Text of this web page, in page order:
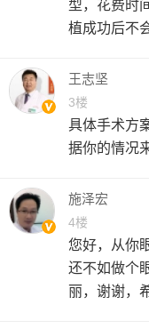
型，花费时
植成功后不
王志坚
3楼
具体手术方
据你的情况
施泽宏
4楼
您好，从你
还不如做个
丽，谢谢，